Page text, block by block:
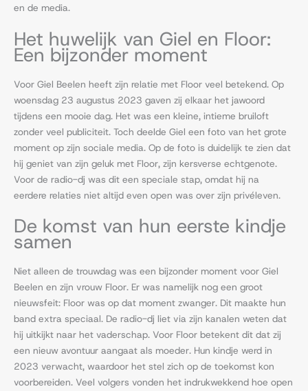
en de media.
Het huwelijk van Giel en Floor:
Een bijzonder moment
Voor Giel Beelen heeft zijn relatie met Floor veel betekend. Op
woensdag 23 augustus 2023 gaven zij elkaar het jawoord
tijdens een mooie dag. Het was een kleine, intieme bruiloft
zonder veel publiciteit. Toch deelde Giel een foto van het grote
moment op zijn sociale media. Op de foto is duidelijk te zien dat
hij geniet van zijn geluk met Floor, zijn kersverse echtgenote.
Voor de radio-dj was dit een speciale stap, omdat hij na
eerdere relaties niet altijd even open was over zijn privéleven.
De komst van hun eerste kindje
samen
Niet alleen de trouwdag was een bijzonder moment voor Giel
Beelen en zijn vrouw Floor. Er was namelijk nog een groot
nieuwsfeit: Floor was op dat moment zwanger. Dit maakte hun
band extra speciaal. De radio-dj liet via zijn kanalen weten dat
hij uitkijkt naar het vaderschap. Voor Floor betekent dit dat zij
een nieuw avontuur aangaat als moeder. Hun kindje werd in
2023 verwacht, waardoor het stel zich op de toekomst kon
voorbereiden. Veel volgers vonden het indrukwekkend hoe open